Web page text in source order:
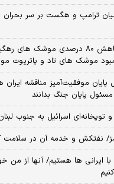
ترامپ و هگست بر سر
گزارش سی ان ان از کاهش ۸۰ درصدی
موشک های تاد و پاتریوت
پایان موفقیت‌آمیز مناقشه
پایان جنگ بدانند
اسرائیل به جنوب
نفتکش و خدمه آن در
ایرانی ها هستیم/ آنها از من